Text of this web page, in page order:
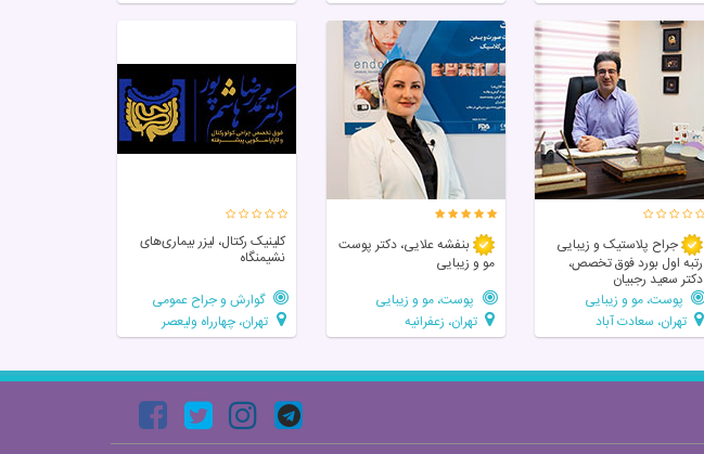
جراح پلاستیک و زیبایی
رتبه اول بورد فوق تخصص،
دکتر سعید رجبیان
پوست، مو و زیبایی
تهران، سعادت آباد
بنفشه علایی، دکتر پوست
مو و زیبایی
پوست، مو و زیبایی
تهران، زعفرانیه
کلینیک رکتال، لیزر بیماری‌های
نشیمنگاه
گوارش و جراح عمومی
تهران، چهارراه ولیعصر